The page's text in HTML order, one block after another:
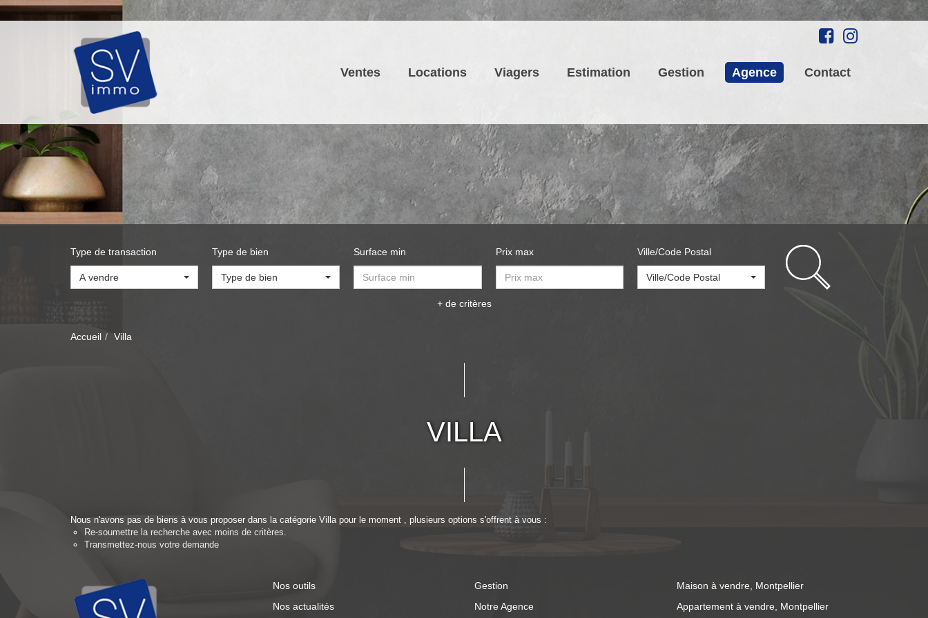
Ventes Locations Viagers Estimation Gestion Agence Contact
Type de transaction
A vendre
Type de bien
Type de bien
Surface min Prix max Ville/Code Postal
Ville/Code Postal
+ de critères
Accueil Villa
VILLA
Nous n'avons pas de biens à vous proposer dans la catégorie Villa pour le moment , plusieurs options s'offrent à vous :
Re-soumettre la recherche avec moins de critères.
Transmettez-nous votre demande
Nos outils
Nos actualités
Gestion
Notre Agence
Maison à vendre, Montpellier
Appartement à vendre, Montpellier